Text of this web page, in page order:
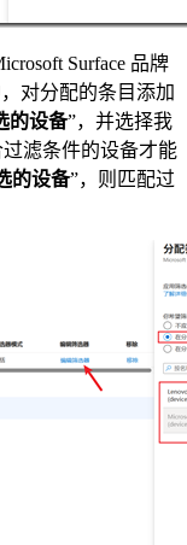
Surface 品牌
对分配的条目添加
的设备”，并选择我
滤条件的设备才能
的设备”，则匹配过